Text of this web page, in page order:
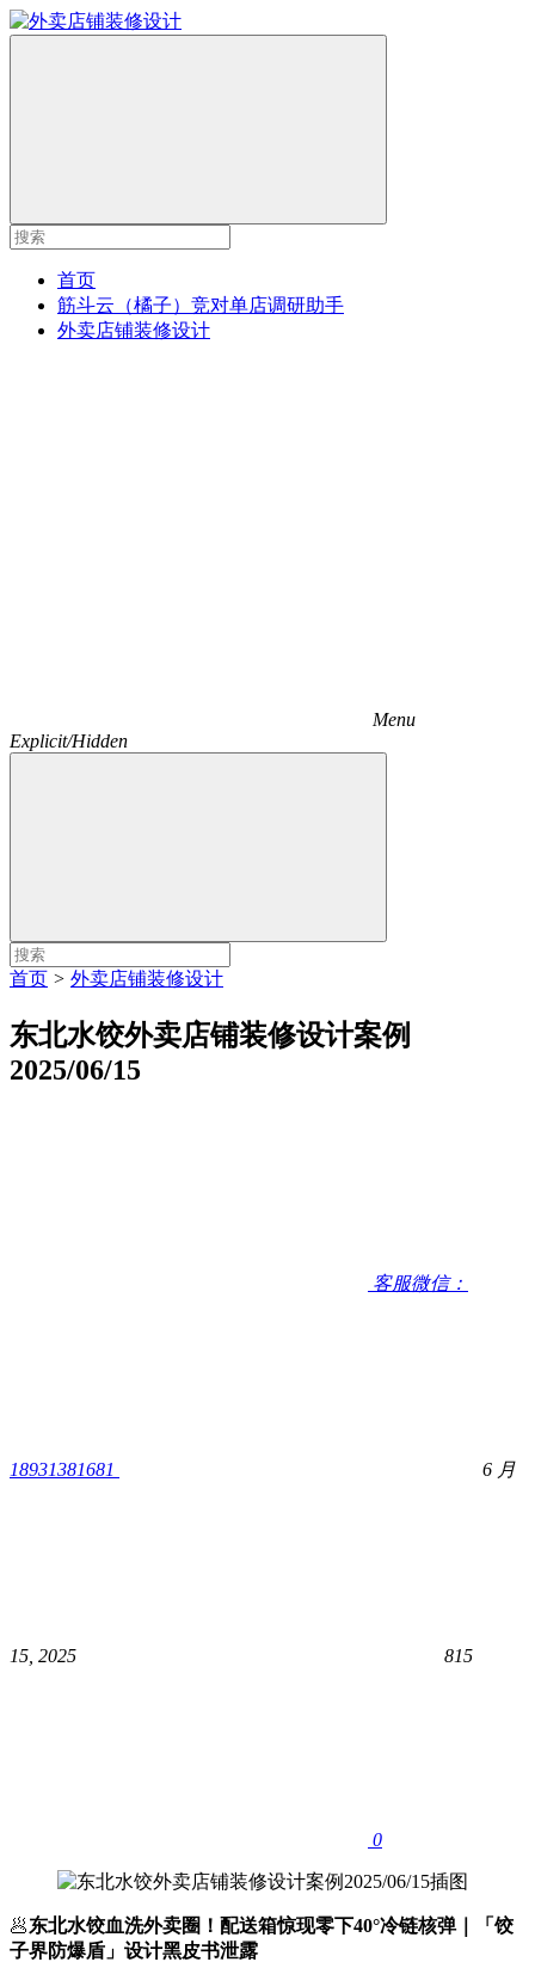
首页
筋斗云（橘子）竞对单店调研助手
外卖店铺装修设计
Menu
Explicit/Hidden
首页 > 外卖店铺装修设计
东北水饺外卖店铺装修设计案例
2025/06/15
客服微信：
18931381681 6 月
15, 2025 815
0
🥟东北水饺血洗外卖圈！配送箱惊现零下40°冷链核弹｜「饺
子界防爆盾」设计黑皮书泄露